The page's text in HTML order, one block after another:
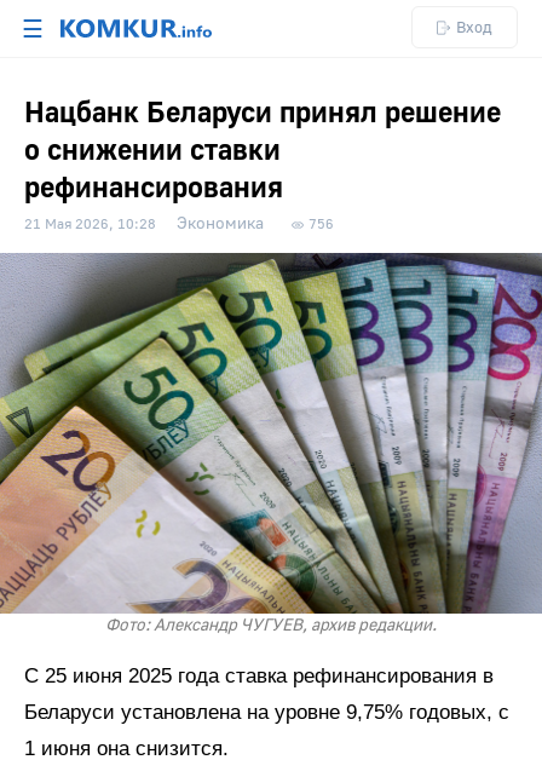
☰ Вход
Нацбанк Беларуси принял решение
о снижении ставки
рефинансирования
21 Мая 2026, 10:28 Экономика 756
Фото: Александр ЧУГУЕВ, архив редакции.
С 25 июня 2025 года ставка рефинансирования в
Беларуси установлена на уровне 9,75% годовых, с
1 июня она снизится.